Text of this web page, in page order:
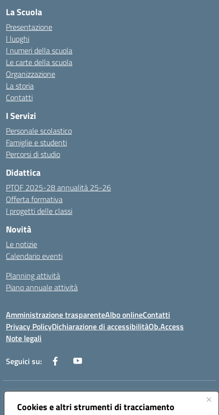
Cookies e altri strumenti di tracciamento
La Scuola
Presentazione
I luoghi
I numeri della scuola
Le carte della scuola
Organizzazione
La storia
Contatti
I Servizi
Personale scolastico
Famiglie e studenti
Percorsi di studio
Didattica
PTOF 2025-28 annualità 25-26
Offerta formativa
I progetti delle classi
Novità
Le notizie
Calendario eventi
Planning attività
Piano annuale attività
Amministrazione trasparenteAlbo onlineContatti
Privacy PolicyDichiarazione di accessibilitàOb.Access
Note legali
Seguici su:
Indirizzo:
Centralino:0733/815931 - 0733/784180